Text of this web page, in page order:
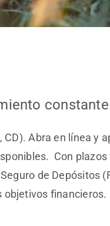
Abra en línea y
Con
de Depósitos
objetivos financieros.